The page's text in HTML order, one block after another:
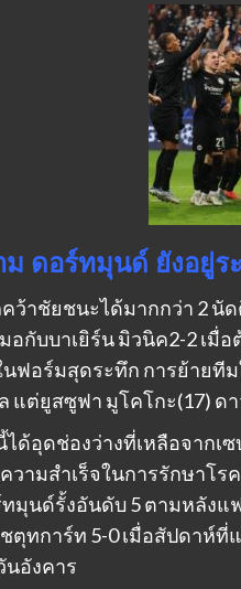
ม ดอร์ทมุนด์ ยังอยู่
ว้าชัยชนะได้มากกว่า 2 นั
อกับบาเยิร์น มิวนิค2-2 เมื่
นฟอร์มสุดระทึก การย้ายที
แต่ยูสซูฟา มูโคโกะ(17) ด
ด้อุดช่องว่างที่เหลือจากเ
วามสําเร็จในการรักษาโร
มุนด์รั้งอันดับ 5 ตามหลังแ
ชตุทการ์ท 5-0 เมื่อสัปดาห์
อังคาร